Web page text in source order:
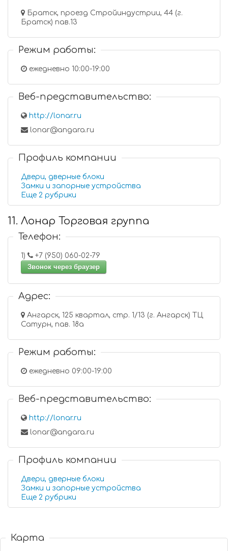
Братск, проезд Стройиндустрии, 44 (г.
Братск) пав.13
Режим работы:
ежедневно 10:00-19:00
Веб-представительство:
http://lonar.ru
lonar@angara.ru
Профиль компании
Двери, дверные блоки
Замки и запорные устройства
Еще 2 рубрики
11. Лонар Торговая группа
Телефон:
1)
+7 (950) 060-02-79
Звонок через браузер
Адрес:
Ангарск, 125 квартал, стр. 1/13 (г. Ангарск) ТЦ
Сатурн, пав. 18а
Режим работы:
ежедневно 09:00-19:00
Веб-представительство:
http://lonar.ru
lonar@angara.ru
Профиль компании
Двери, дверные блоки
Замки и запорные устройства
Еще 2 рубрики
Карта